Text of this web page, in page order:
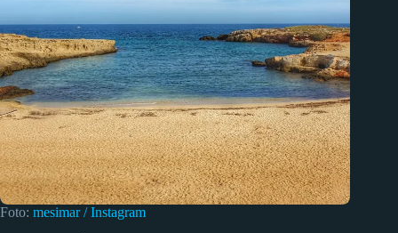
Foto: mesimar / Instagram